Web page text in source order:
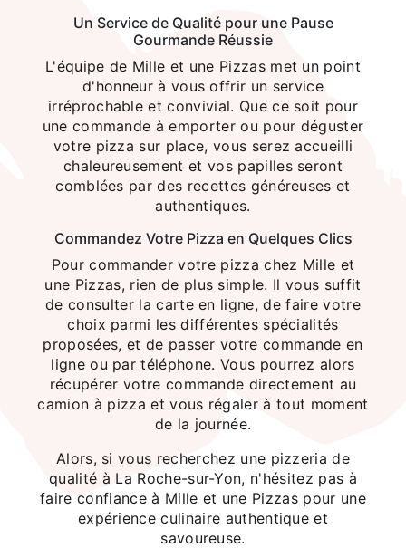
Un Service de Qualité pour une Pause
Gourmande Réussie
L'équipe de Mille et une Pizzas met un point
d'honneur à vous offrir un service
irréprochable et convivial. Que ce soit pour
une commande à emporter ou pour déguster
votre pizza sur place, vous serez accueilli
chaleureusement et vos papilles seront
comblées par des recettes généreuses et
authentiques.
Commandez Votre Pizza en Quelques Clics
Pour commander votre pizza chez Mille et
une Pizzas, rien de plus simple. Il vous suffit
de consulter la carte en ligne, de faire votre
choix parmi les différentes spécialités
proposées, et de passer votre commande en
ligne ou par téléphone. Vous pourrez alors
récupérer votre commande directement au
camion à pizza et vous régaler à tout moment
de la journée.
Alors, si vous recherchez une pizzeria de
qualité à La Roche-sur-Yon, n'hésitez pas à
faire confiance à Mille et une Pizzas pour une
expérience culinaire authentique et
savoureuse.